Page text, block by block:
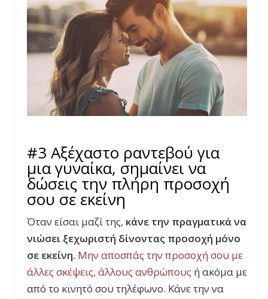
#3 Αξέχαστο ραντεβού για
μια γυναίκα, σημαίνει να
δώσεις την πλήρη προσοχή
σου σε εκείνη
Όταν είσαι μαζί της, κάνε την πραγματικά να
νιώσει ξεχωριστή δίνοντας προσοχή μόνο
σε εκείνη. Μην αποσπάς την προσοχή σου με
άλλες σκέψεις, άλλους ανθρώπους ή ακόμα με
από το κινητό σου τηλέφωνο. Κάνε την να